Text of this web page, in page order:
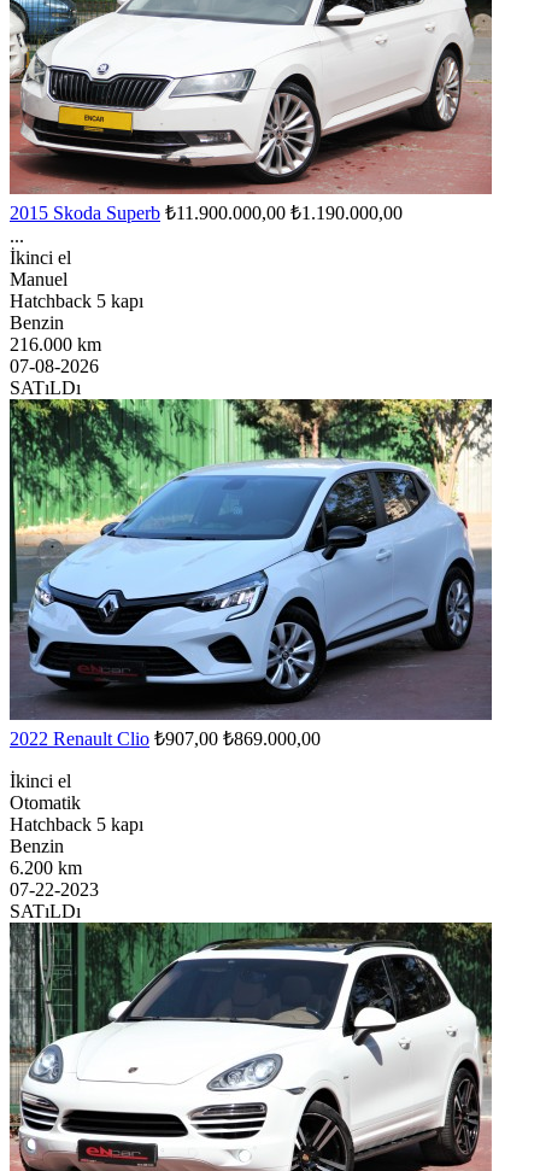
2015 Skoda Superb ₺11.900.000,00 ₺1.190.000,00
...
İkinci el
Manuel
Hatchback 5 kapı
Benzin
216.000 km
07-08-2026
SATıLDı
2022 Renault Clio ₺907,00 ₺869.000,00
İkinci el
Otomatik
Hatchback 5 kapı
Benzin
6.200 km
07-22-2023
SATıLDı